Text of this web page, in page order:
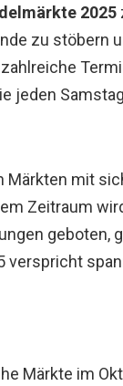
2025
zu stöbern
jeden
mit
Zeitraum
geboten,
verspricht
Märkte im